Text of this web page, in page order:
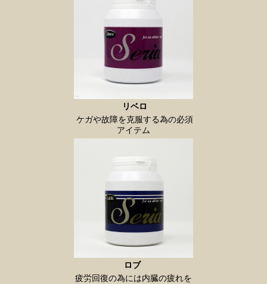
リベロ
ケガや故障を克服する為の必須
アイテム
ロブ
疲労回復の為には内臓の疲れを